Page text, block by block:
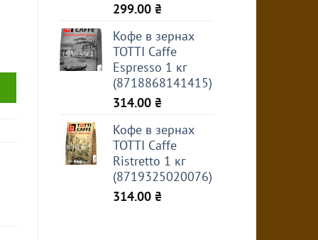
299.00 ₴
Кофе в зернах
TOTTI Caffe
Espresso 1 кг
(8718868141415)
314.00 ₴
Кофе в зернах
TOTTI Caffe
Ristretto 1 кг
(8719325020076)
314.00 ₴